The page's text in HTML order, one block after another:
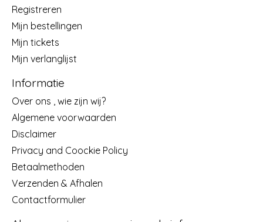
Registreren
Mijn bestellingen
Mijn tickets
Mijn verlanglijst
Informatie
Over ons , wie zijn wij?
Algemene voorwaarden
Disclaimer
Privacy and Coockie Policy
Betaalmethoden
Verzenden & Afhalen
Contactformulier